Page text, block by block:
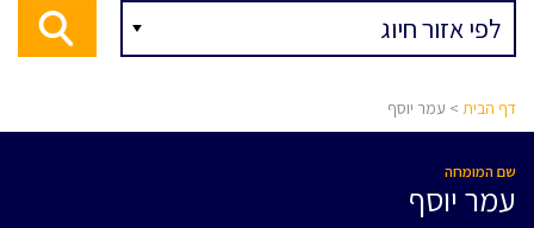
דף הבית > עמר יוסף
שם המומחה
עמר יוסף